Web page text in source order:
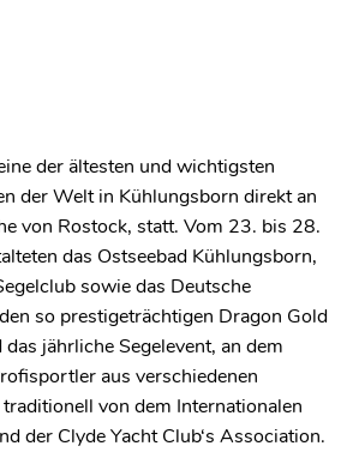
der ältesten und wichtigsten
der Welt in Kühlungsborn direkt an
von Rostock, statt. Vom 23. bis 28.
das Ostseebad Kühlungsborn,
sowie das Deutsche
so prestigeträchtigen Dragon Gold
jährliche Segelevent, an dem
aus verschiedenen
von dem Internationalen
der Clyde Yacht Club‘s Association.